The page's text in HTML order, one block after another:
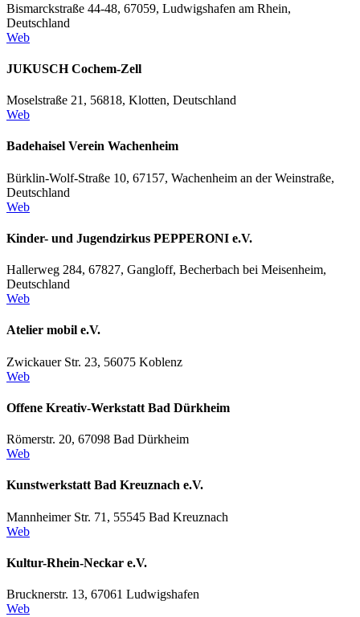
Bismarckstraße 44-48, 67059, Ludwigshafen am Rhein,
Deutschland
Web
JUKUSCH Cochem-Zell
Moselstraße 21, 56818, Klotten, Deutschland
Web
Badehaisel Verein Wachenheim
Bürklin-Wolf-Straße 10, 67157, Wachenheim an der Weinstraße,
Deutschland
Web
Kinder- und Jugendzirkus PEPPERONI e.V.
Hallerweg 284, 67827, Gangloff, Becherbach bei Meisenheim,
Deutschland
Web
Atelier mobil e.V.
Zwickauer Str. 23, 56075 Koblenz
Web
Offene Kreativ-Werkstatt Bad Dürkheim
Römerstr. 20, 67098 Bad Dürkheim
Web
Kunstwerkstatt Bad Kreuznach e.V.
Mannheimer Str. 71, 55545 Bad Kreuznach
Web
Kultur-Rhein-Neckar e.V.
Brucknerstr. 13, 67061 Ludwigshafen
Web